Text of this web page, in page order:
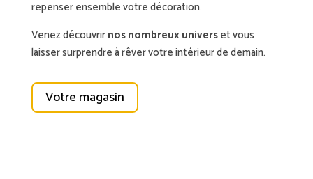
repenser ensemble votre décoration.
Venez découvrirnos nombreux universet vous
laisser surprendre à rêver votre intérieur de demain.
Votre magasin